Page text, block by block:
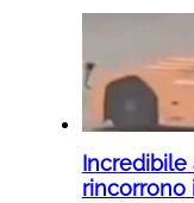
Incredibile
rincorrono